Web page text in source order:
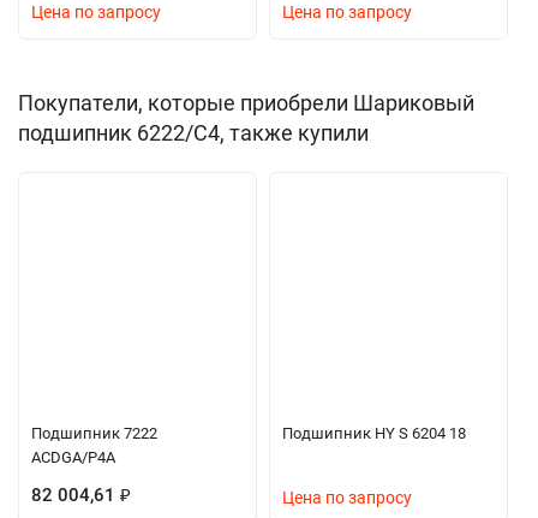
Цена по запросу Цена по запросу
Покупатели, которые приобрели Шариковый
подшипник 6222/C4, также купили
Подшипник 7222
ACDGA/P4A
82 004,61 ₽
Подшипник HY S 6204 18
Цена по запросу